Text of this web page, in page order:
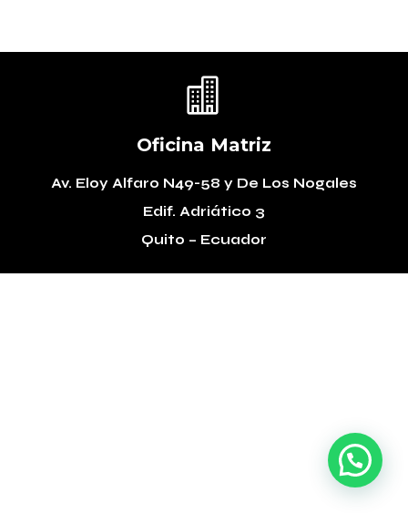

Oficina Matriz
Av. Eloy Alfaro N49-58 y De Los Nogales
Edif. Adriático 3
Quito – Ecuador